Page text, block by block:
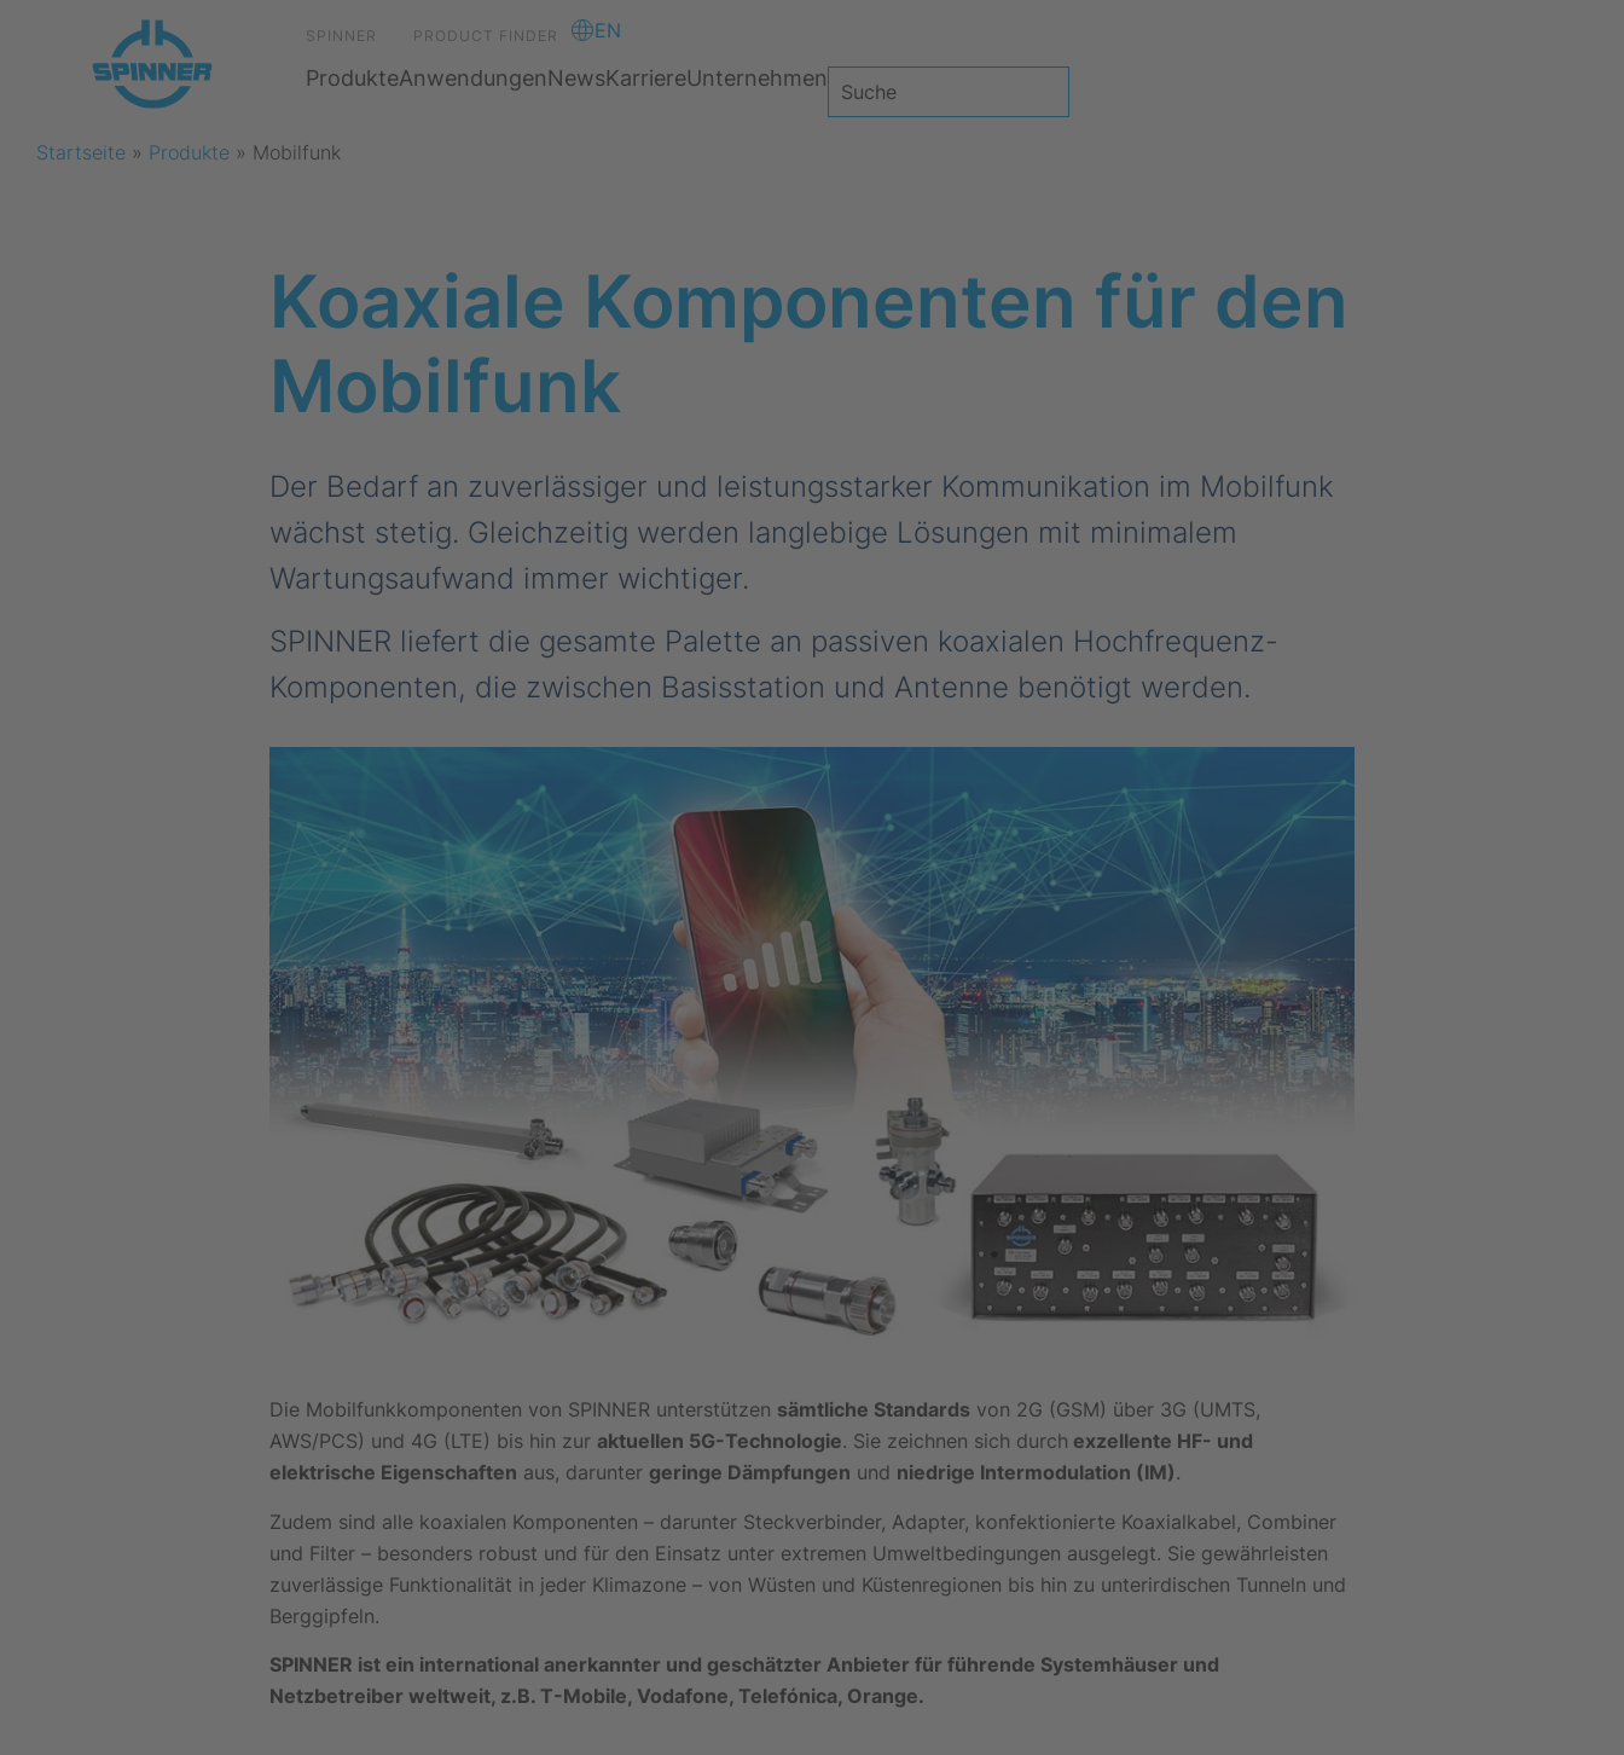
SPINNER PRODUCT FINDER EN
ProdukteAnwendungenNewsKarriereUnternehmen
Startseite » Produkte » Mobilfunk
Koaxiale Komponenten für den
Mobilfunk
Der Bedarf an zuverlässiger und leistungsstarker Kommunikation im Mobilfunk
wächst stetig. Gleichzeitig werden langlebige Lösungen mit minimalem
Wartungsaufwand immer wichtiger.
SPINNER liefert die gesamte Palette an passiven koaxialen Hochfrequenz-
Komponenten, die zwischen Basisstation und Antenne benötigt werden.
Die Mobilfunkkomponenten von SPINNER unterstützen sämtliche Standards von 2G (GSM) über 3G (UMTS,
AWS/PCS) und 4G (LTE) bis hin zur aktuellen 5G-Technologie. Sie zeichnen sich durch exzellente HF- und
elektrische Eigenschaften aus, darunter geringe Dämpfungen und niedrige Intermodulation (IM).
Zudem sind alle koaxialen Komponenten – darunter Steckverbinder, Adapter, konfektionierte Koaxialkabel, Combiner
und Filter – besonders robust und für den Einsatz unter extremen Umweltbedingungen ausgelegt. Sie gewährleisten
zuverlässige Funktionalität in jeder Klimazone – von Wüsten und Küstenregionen bis hin zu unterirdischen Tunneln und
Berggipfeln.
SPINNER ist ein international anerkannter und geschätzter Anbieter für führende Systemhäuser und
Netzbetreiber weltweit, z.B. T-Mobile, Vodafone, Telefónica, Orange.